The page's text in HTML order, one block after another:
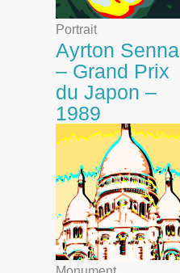
Portrait
Ayrton Senna
– Grand Prix
du Japon –
1989